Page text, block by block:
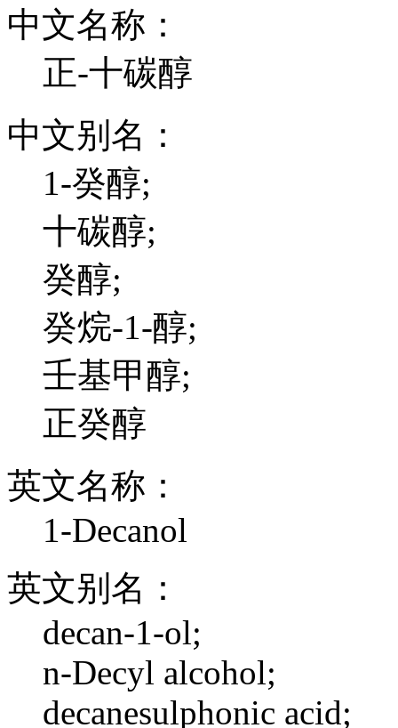
中文名称：
正-十碳醇
中文别名：
1-癸醇;
十碳醇;
癸醇;
癸烷-1-醇;
壬基甲醇;
正癸醇
英文名称：
1-Decanol
英文别名：
decan-1-ol;
n-Decyl alcohol;
decanesulphonic acid;